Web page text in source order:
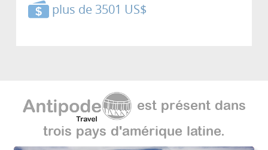
plus de 3501 US$
est présent dans
trois pays d'amérique latine.